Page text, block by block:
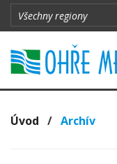
Úvod / Archív